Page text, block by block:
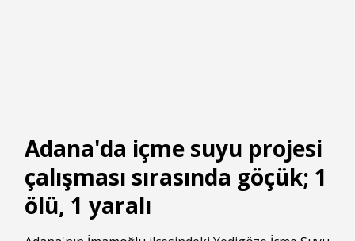
Adana'da içme suyu projesi
çalışması sırasında göçük; 1
ölü, 1 yaralı